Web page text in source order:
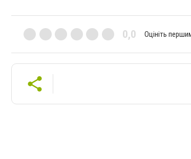
0,0 Оцініть